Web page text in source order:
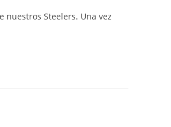
Steelers. Una vez